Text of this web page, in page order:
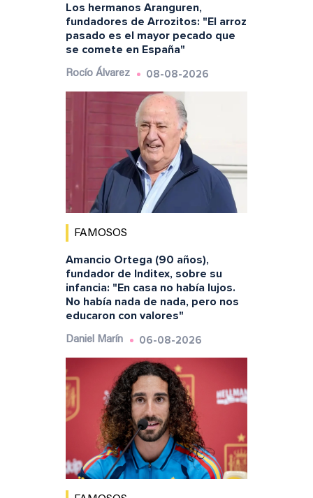
Los hermanos Aranguren,
fundadores de Arrozitos: "El arroz
pasado es el mayor pecado que
se comete en España"
Rocío Álvarez 08-08-2026
FAMOSOS
Amancio Ortega (90 años),
fundador de Inditex, sobre su
infancia: "En casa no había lujos.
No había nada de nada, pero nos
educaron con valores"
Daniel Marín 06-08-2026